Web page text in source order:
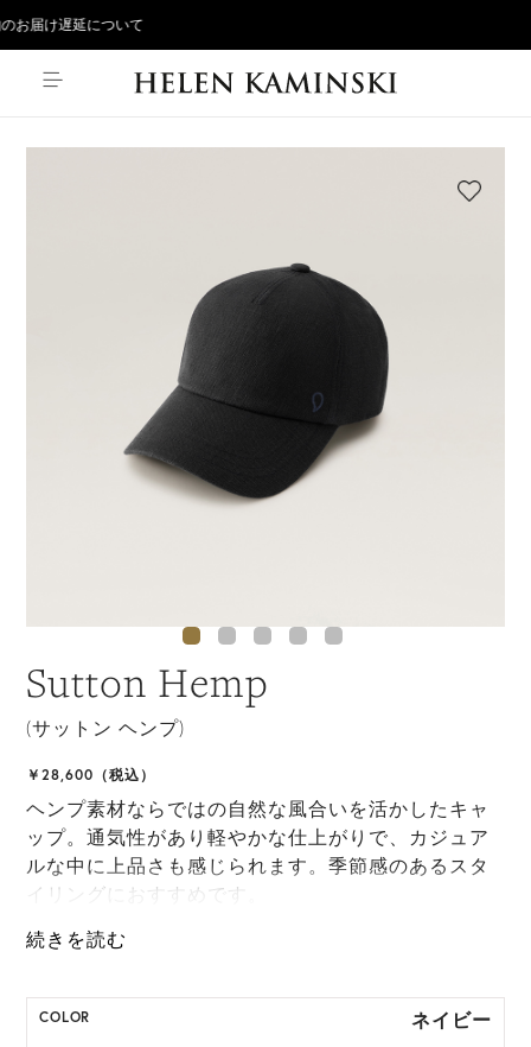
届け遅延について
Sutton Hemp
(サットン ヘンプ)
￥28,600（税込）
ヘンプ素材ならではの自然な風合いを活かしたキャ
ップ。通気性があり軽やかな仕上がりで、カジュア
ルな中に上品さも感じられます。季節感のあるスタ
イリングにおすすめです。
ONE SIZE展開の商品:ONE SIZE 57.5cm
COLOR ネイビー